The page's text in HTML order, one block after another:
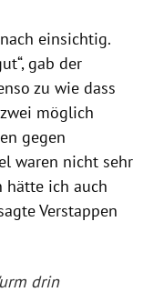
einsichtig.
gab der
zu wie dass
möglich
gegen
waren nicht sehr
hätte ich auch
Verstappen
drin